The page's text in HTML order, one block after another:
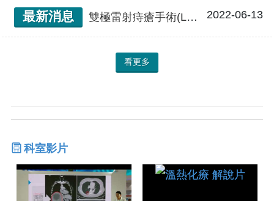
最新消息 雙極雷射痔瘡手術(LHP) 真正的微創痔瘡手術治療 2022-06-13
看更多
科室影片